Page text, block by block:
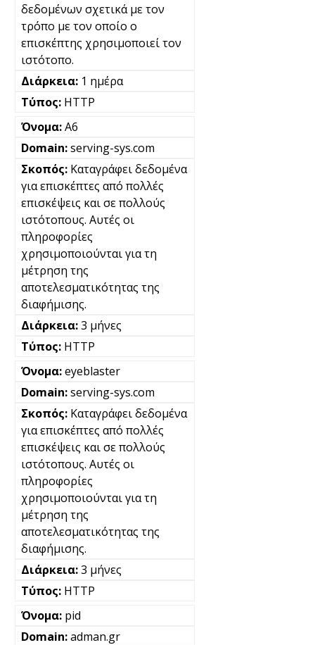
δεδομένων σχετικά με τον
τρόπο με τον οποίο ο
επισκέπτης χρησιμοποιεί τον
ιστότοπο.
1 ημέρα
HTTP
A6
serving-sys.com
Καταγράφει δεδομένα
για επισκέπτες από πολλές
επισκέψεις και σε πολλούς
ιστότοπους. Αυτές οι
πληροφορίες
χρησιμοποιούνται για τη
μέτρηση της
αποτελεσματικότητας της
διαφήμισης.
3 μήνες
HTTP
eyeblaster
serving-sys.com
Καταγράφει δεδομένα
για επισκέπτες από πολλές
επισκέψεις και σε πολλούς
ιστότοπους. Αυτές οι
πληροφορίες
χρησιμοποιούνται για τη
μέτρηση της
αποτελεσματικότητας της
διαφήμισης.
3 μήνες
HTTP
pid
adman.gr